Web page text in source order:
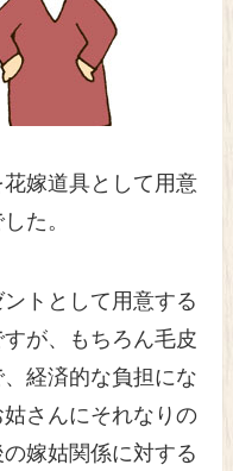
嫁道具として用意
た。
トとして用意する
が、もちろん毛皮
経済的な負担にな
さんにそれなりの
嫁姑関係に対する